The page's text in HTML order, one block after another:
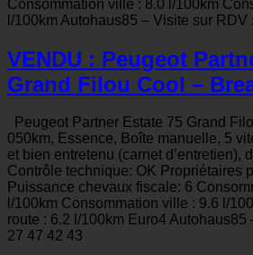
Consommation ville : 8.0 l/100km
l/100km Autohaus85 – Visite sur RDV
VENDU : Peugeot
Grand Filou Cool –
Peugeot Partner Estate 75 Grand
050km, Essence, Boîte manuelle, 5
et bien entretenu (carnet d’entretien),
Contrôle technique: OK Propriétaires
Puissance chevaux fiscale: 6
l/100km Consommation ville : 9.6 l/
route : 6.2 l/100km Euro4 Autohaus85
27 47 42 43